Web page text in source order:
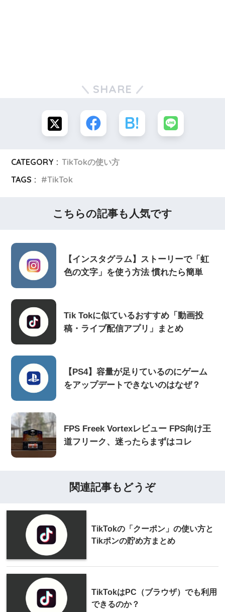
SHARE
CATEGORY : TikTokの使い方
TAGS :
TikTok
こちらの記事も人気です
【インスタグラム】ストーリーで「虹
色の文字」を使う方法 慣れたら簡単
Tik Tokに似ているおすすめ「動画投
稿・ライブ配信アプリ」まとめ
【PS4】容量が足りているのにゲーム
をアップデートできないのはなぜ？
FPS Freek Vortexレビュー FPS向け王
道フリーク、迷ったらまずはコレ
関連記事もどうぞ
TikTokの「クーポン」の使い方と
Tikポンの貯め方まとめ
TikTokはPC（ブラウザ）でも利用
できるのか？